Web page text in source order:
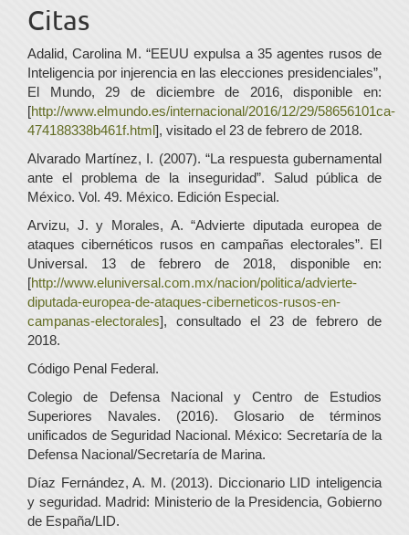
Citas
Adalid, Carolina M. “EEUU expulsa a 35 agentes rusos de
Inteligencia por injerencia en las elecciones presidenciales”,
El Mundo, 29 de diciembre de 2016, disponible en:
[http://www.elmundo.es/internacional/2016/12/29/58656101ca-
474188338b461f.html ], visitado el 23 de febrero de 2018.
Alvarado Martínez, I. (2007). “La respuesta gubernamental
ante el problema de la inseguridad”. Salud pública de
México. Vol. 49. México. Edición Especial.
Arvizu, J. y Morales, A. “Advierte diputada europea de
ataques cibernéticos rusos en campañas electorales”. El
Universal. 13 de febrero de 2018, disponible en:
[http://www.eluniversal.com.mx/nacion/politica/advierte-
diputada-europea-de-ataques-ciberneticos-rusos-en-
campanas-electorales], consultado el 23 de febrero de
2018.
Código Penal Federal.
Colegio de Defensa Nacional y Centro de Estudios
Superiores Navales. (2016). Glosario de términos
unificados de Seguridad Nacional. México: Secretaría de la
Defensa Nacional/Secretaría de Marina.
Díaz Fernández, A. M. (2013). Diccionario LID inteligencia
y seguridad. Madrid: Ministerio de la Presidencia, Gobierno
de España/LID.